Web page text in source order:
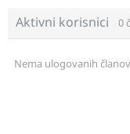
Aktivni korisnici 0
Nema ulogovanih